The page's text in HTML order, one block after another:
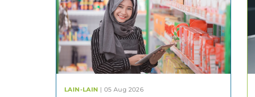
LAIN-LAIN | 05 Aug 2026